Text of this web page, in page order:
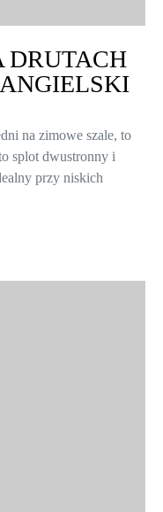
DRUTACH
na zimowe szale, to
splot dwustronny i
przy niskich